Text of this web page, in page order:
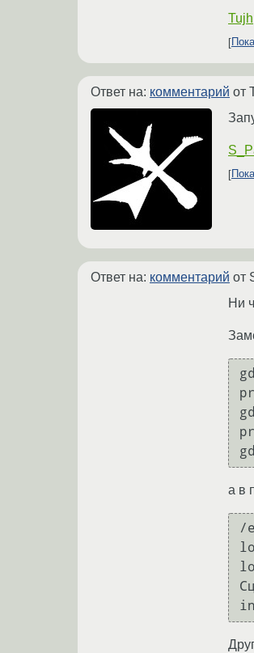
Tujh
Ответ на: комментарий от
Ответ на: комментарий от
Ни
а в
/